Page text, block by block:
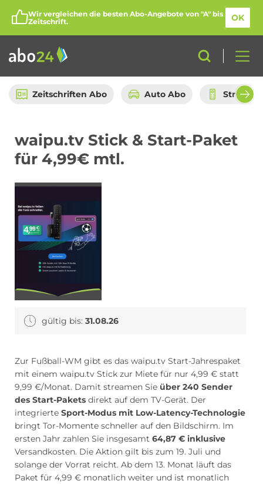
Wir vergleichen die besten Abo-Angebote von "A" bis
Zeitschrift.
OK
Zeitschriften Abo Auto Abo
Abo-Kategorien
Amazon Spar-Abo
Beauty Box Abo
Blumen Abo
Fitness Abo Hörbuch Abo
Kino Abo Kochbox Abo
waipu.tv Stick & Start-Paket
für 4,99€ mtl.
gültig bis: 31.08.26
Zur Fußball-WM gibt es das waipu.tv Start-Jahrespaket
mit einem waipu.tv Stick zur Miete für nur 4,99 € statt
9,99 €/Monat. Damit streamen Sie über 240 Sender
des Start-Pakets direkt auf dem TV-Gerät. Der
integrierte Sport-Modus mit Low-Latency-Technologie
bringt Tor-Momente schneller auf den Bildschirm. Im
ersten Jahr zahlen Sie insgesamt 64,87 € inklusive
Versandkosten. Die Aktion gilt bis zum 19. Juli und
solange der Vorrat reicht. Ab dem 13. Monat läuft das
Paket für 4,99 € monatlich weiter und ist monatlich